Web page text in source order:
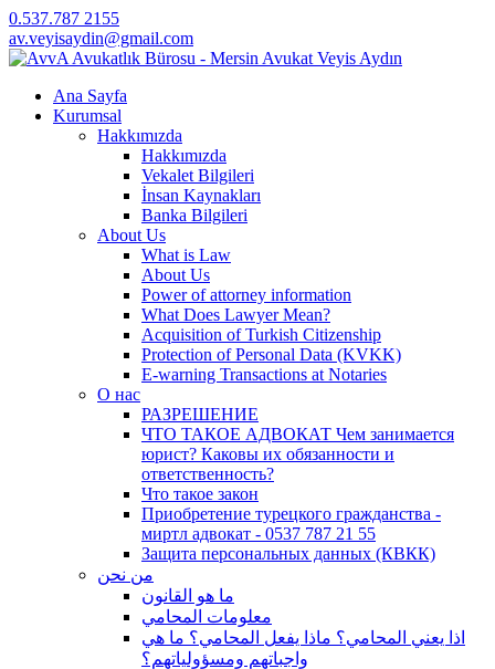
0.537.787 2155
av.veyisaydin@gmail.com
Ana Sayfa
Kurumsal
Hakkımızda
Hakkımızda
Vekalet Bilgileri
İnsan Kaynakları
Banka Bilgileri
About Us
What is Law
About Us
Power of attorney information
What Does Lawyer Mean?
Acquisition of Turkish Citizenship
Protection of Personal Data (KVKK)
E-warning Transactions at Notaries
О нас
РАЗРЕШЕНИЕ
ЧТО ТАКОЕ АДВОКАТ Чем занимается
юрист? Каковы их обязанности и
ответственность?
Что такое закон
Приобретение турецкого гражданства -
миртл адвокат - 0537 787 21 55
Защита персональных данных (КВКК)
من نحن
ما هو القانون
معلومات المحامي
اذا يعني المحامي؟ ماذا يفعل المحامي؟ ما هي
واجباتهم ومسؤولياتهم؟